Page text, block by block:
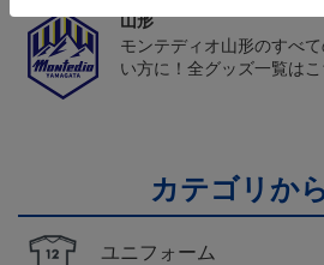
山形
モンテディオ山形のすべ
い方に！全グッズ一覧はこ
カテゴリか
ユニフォーム